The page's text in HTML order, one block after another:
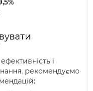
і
рекомендуємо